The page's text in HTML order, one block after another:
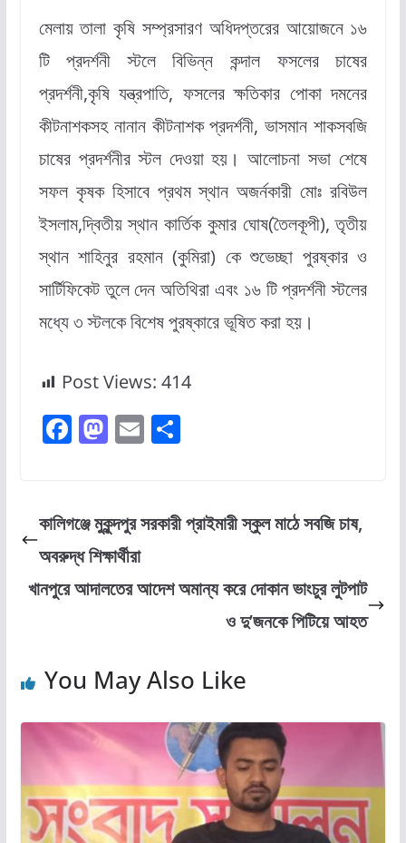
মেলায় তালা কৃষি সম্প্রসারণ অধিদপ্তরের আয়োজনে ১৬
টি প্রদর্শনী স্টলে বিভিন্ন কন্দাল ফসলের চাষের
প্রদর্শনী,কৃষি যন্ত্রপাতি, ফসলের ক্ষতিকার পোকা দমনের
কীটনাশকসহ নানান কীটনাশক প্রদর্শনী, ভাসমান শাকসবজি
চাষের প্রদর্শনীর স্টল দেওয়া হয়। আলোচনা সভা শেষে
সফল কৃষক হিসাবে প্রথম স্থান অজর্নকারী মোঃ রবিউল
ইসলাম,দ্বিতীয় স্থান কার্তিক কুমার ঘোষ(তৈলকূপী), তৃতীয়
স্থান শাহিনুর রহমান (কুমিরা) কে শুভেচ্ছা পুরষ্কার ও
সার্টিফিকেট তুলে দেন অতিথিরা এবং ১৬ টি প্রদর্শনী স্টলের
মধ্যে ৩ স্টলকে বিশেষ পুরষ্কারে ভূষিত করা হয়।
Post Views: 414
F
e
b
o
o
M
o
d
o
n
E
l
S
e
কালিগঞ্জে মুকুন্দপুর সরকারী প্রাইমারী স্কুল মাঠে সবজি চাষ,
অবরুদ্ধ শিক্ষার্থীরা
খানপুরে আদালতের আদেশ অমান্য করে দোকান ভাংচুর লুটপাট
ও দু’জনকে পিটিয়ে আহত
You May Also Like